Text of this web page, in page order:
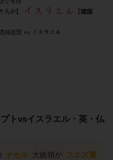
トvsイスラエル・英・仏
ナセル 大統領が スエズ運